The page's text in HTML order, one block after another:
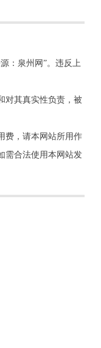
：泉州网”。违反上
对其真实性负责，被
费，请本网站所用作
需合法使用本网站发